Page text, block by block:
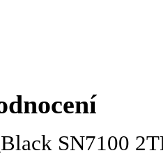
SN7100